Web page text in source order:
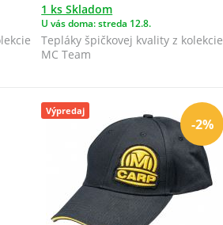
1 ks Skladom
U vás doma: streda 12.8.
Tepláky špičkovej kvality z kolekcie
MC Team
-2%
Výpredaj